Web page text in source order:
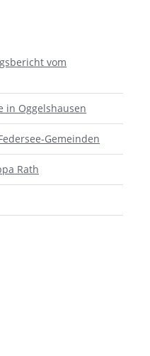
vom
in Oggelshausen
Gemeinden
Rath